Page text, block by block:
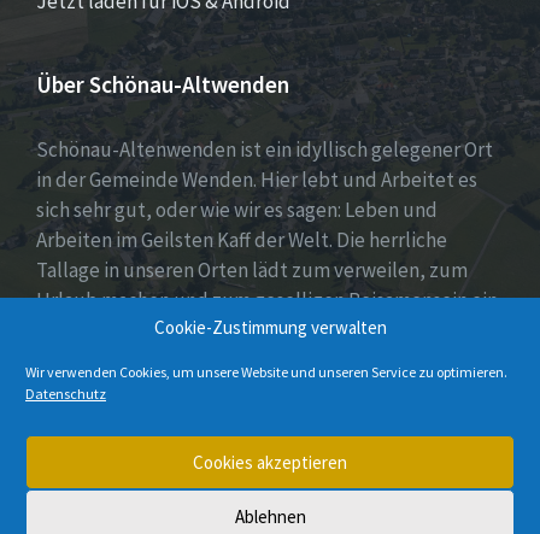
Cookie-Zustimmung verwalten
Wir verwenden Cookies, um unsere Website und unseren Service zu optimieren.
Datenschutz
Cookies akzeptieren
Ablehnen
Über Schönau-Altwenden
Schönau-Altenwenden ist ein idyllisch gelegener Ort
in der Gemeinde Wenden. Hier lebt und Arbeitet es
sich sehr gut, oder wie wir es sagen: Leben und
Arbeiten im Geilsten Kaff der Welt. Die herrliche
Tallage in unseren Orten lädt zum verweilen, zum
Urlaub machen und zum geselligen Beisamensein ein.
Dies wird auch durch unser aktives Vereinsleben
Instagram